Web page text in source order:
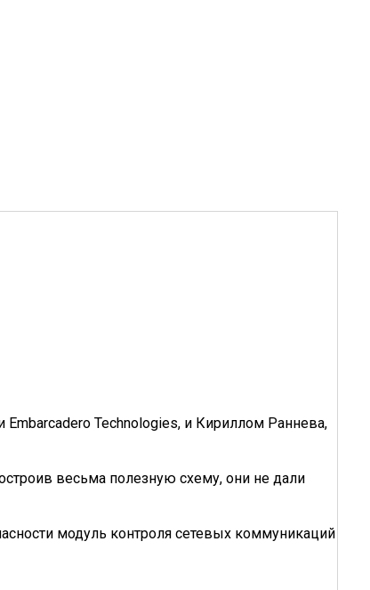
Technologies, и Кириллом Раннева,
весьма полезную схему, они не дали
модуль контроля сетевых коммуникаций